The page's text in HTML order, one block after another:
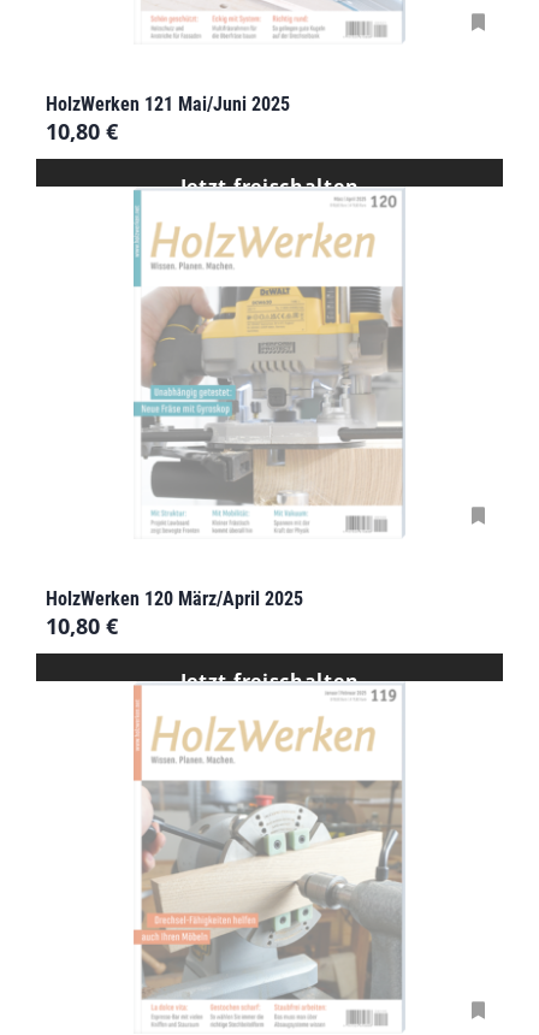
HolzWerken 121 Mai/Juni 2025
10,80 €
Jetzt freischalten
HolzWerken 120 März/April 2025
10,80 €
Jetzt freischalten